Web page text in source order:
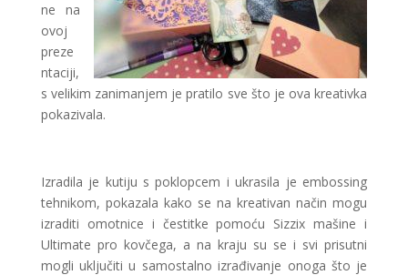
ne na
ovoj
preze
ntaciji,
s velikim zanimanjem je pratilo sve što je ova kreativka
pokazivala.
Izradila je kutiju s poklopcem i ukrasila je embossing
tehnikom, pokazala kako se na kreativan način mogu
izraditi omotnice i čestitke pomoću Sizzix mašine i
Ultimate pro kovčega, a na kraju su se i svi prisutni
mogli uključiti u samostalno izrađivanje onoga što je